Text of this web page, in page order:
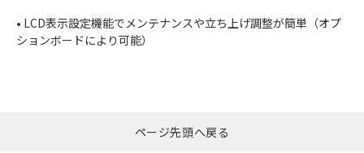
• LCD表示設定機能でメンテナンスや立ち上げ調整が簡単（オプ
ションボードにより可能）
ページ先頭へ戻る